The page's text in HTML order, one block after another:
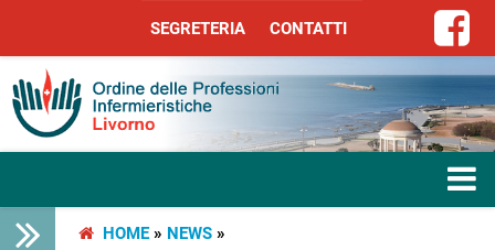
SEGRETERIA CONTATTI
SEGRETERIA CONTATTI
HOME HOME» NEWS »